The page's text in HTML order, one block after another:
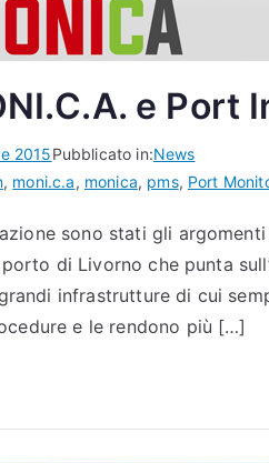
e Port
2015Pubblicato in:News
, moni.c.a, monica, pms, Port
sono stati gli
di Livorno che punta
infrastrutture di cui
e le rendono più […]